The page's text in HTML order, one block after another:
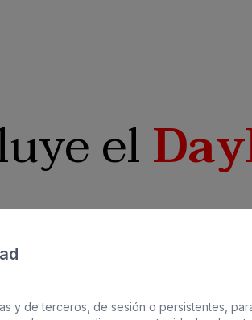
el
chanclas) acceso en el spa: de
y de terceros, de sesión o persistentes,